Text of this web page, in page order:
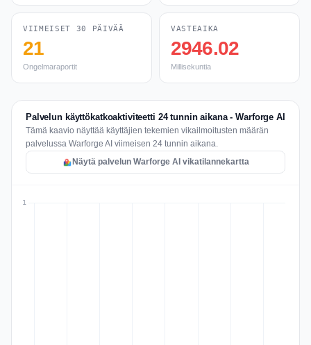
VIIMEISET 30 PÄIVÄÄ
21
Ongelmaraportit
VASTEAIKA
2946.02
Millisekuntia
Palvelun käyttökatkoaktiviteetti 24 tunnin aikana - Warforge AI
Tämä kaavio näyttää käyttäjien tekemien vikailmoitusten määrän
palvelussa Warforge AI viimeisen 24 tunnin aikana.
Näytä palvelun Warforge AI vikatilannekartta